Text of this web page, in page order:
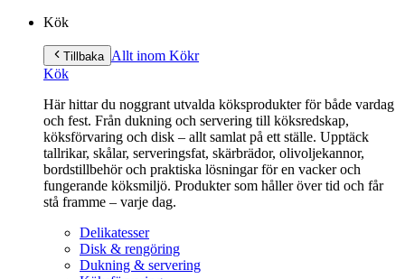
Kök
Tillbaka Allt inom Kökr
Kök
Här hittar du noggrant utvalda köksprodukter för både vardag
och fest. Från dukning och servering till köksredskap,
köksförvaring och disk – allt samlat på ett ställe. Upptäck
tallrikar, skålar, serveringsfat, skärbrädor, olivoljekannor,
bordstillbehör och praktiska lösningar för en vacker och
fungerande köksmiljö. Produkter som håller över tid och får
stå framme – varje dag.
Delikatesser
Disk & rengöring
Dukning & servering